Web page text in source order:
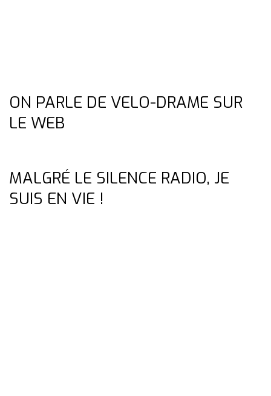
ON PARLE DE VELO-DRAME SUR
LE WEB
MALGRÉ LE SILENCE RADIO, JE
SUIS EN VIE !